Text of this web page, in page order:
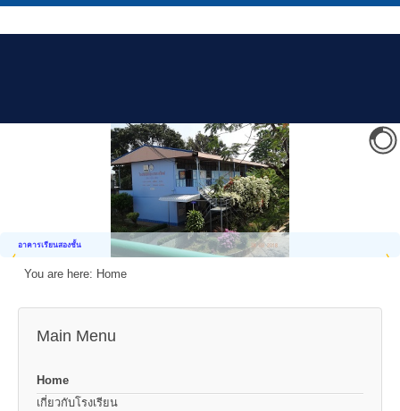
อาคารเรียนสองชั้น
You are here: Home
Main Menu
Home
เกี่ยวกับโรงเรียน